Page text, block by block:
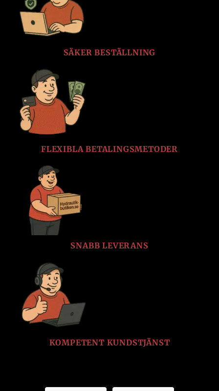
SÄKER BESTÄLLNING
FLEXIBLA BETALINGSMETODER
SNABB LEVERANS
KOMPETENT KUNDSTJÄNST